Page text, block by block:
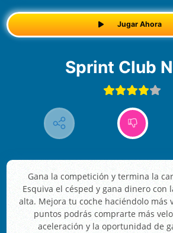
Jugar Ahora
Sprint Club
Gana la competición y termina la
Esquiva el césped y gana dinero con
alta. Mejora tu coche haciéndolo más
puntos podrás comprarte más
aceleración y la oportunidad de